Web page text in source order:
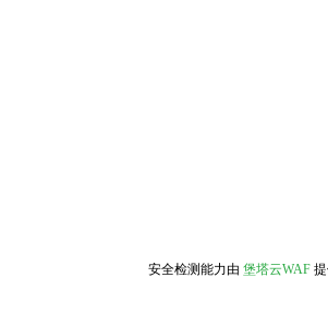
安全检测能力由 堡塔云WAF